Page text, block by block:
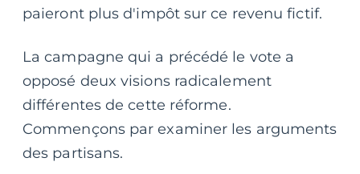
paieront plus d'impôt sur ce revenu fictif.
La campagne qui a précédé le vote a
opposé deux visions radicalement
différentes de cette réforme.
Commençons par examiner les arguments
des partisans.